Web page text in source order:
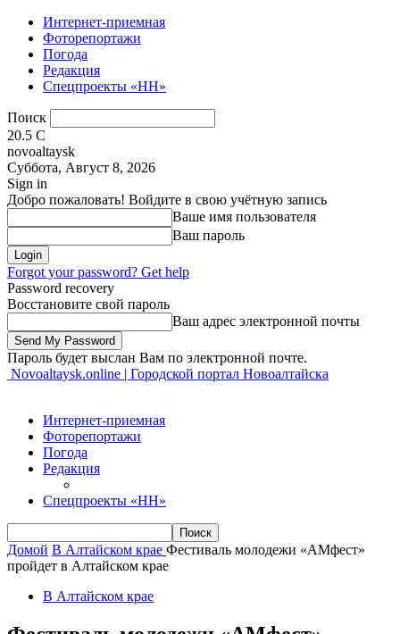
Интернет-приемная
Фоторепортажи
Погода
Редакция
Спецпроекты «НН»
Поиск
20.5 C
novoaltaysk
Суббота, Август 8, 2026
Sign in
Добро пожаловать! Войдите в свою учётную запись
Ваше имя пользователя
Ваш пароль
Forgot your password? Get help
Password recovery
Восстановите свой пароль
Ваш адрес электронной почты
Пароль будет выслан Вам по электронной почте.
Novoaltaysk.online | Городской портал Новоалтайска
Интернет-приемная
Фоторепортажи
Погода
Редакция
Спецпроекты «НН»
Домой В Алтайском крае Фестиваль молодежи «АМфест»
пройдет в Алтайском крае
В Алтайском крае